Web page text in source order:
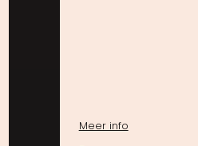
Meer info